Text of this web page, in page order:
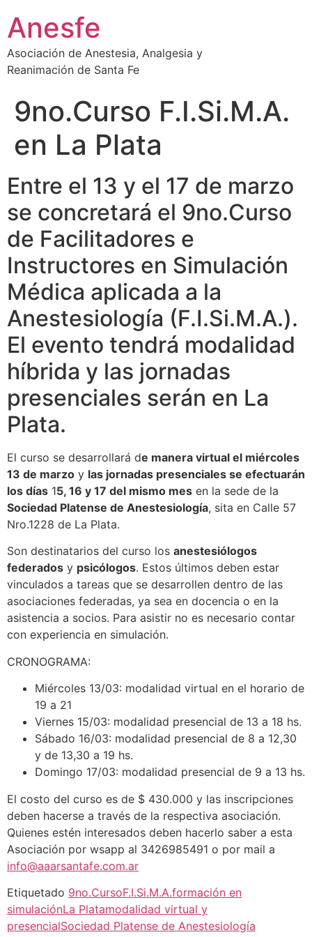
contenido
Anesfe
Asociación de Anestesia, Analgesia y
Reanimación de Santa Fe
9no.Curso F.I.Si.M.A.
en La Plata
Entre el 13 y el 17 de marzo
se concretará el 9no.Curso
de Facilitadores e
Instructores en Simulación
Médica aplicada a la
Anestesiología (F.I.Si.M.A.).
El evento tendrá modalidad
híbrida y las jornadas
presenciales serán en La
Plata.
El curso se desarrollará de manera virtual el miércoles
13 de marzo y las jornadas presenciales se efectuarán
los días 15, 16 y 17 del mismo mes en la sede de la
Sociedad Platense de Anestesiología, sita en Calle 57
Nro.1228 de La Plata.
Son destinatarios del curso los anestesiólogos
federados y psicólogos. Estos últimos deben estar
vinculados a tareas que se desarrollen dentro de las
asociaciones federadas, ya sea en docencia o en la
asistencia a socios. Para asistir no es necesario contar
con experiencia en simulación.
CRONOGRAMA:
Miércoles 13/03: modalidad virtual en el horario de
19 a 21
Viernes 15/03: modalidad presencial de 13 a 18 hs.
Sábado 16/03: modalidad presencial de 8 a 12,30
y de 13,30 a 19 hs.
Domingo 17/03: modalidad presencial de 9 a 13 hs.
El costo del curso es de $ 430.000 y las inscripciones
deben hacerse a través de la respectiva asociación.
Quienes estén interesados deben hacerlo saber a esta
Asociación por wsapp al 3426985491 o por mail a
info@aaarsantafe.com.ar
Etiquetado 9no.CursoF.I.Si.M.A.formación en
simulaciónLa Platamodalidad virtual y
presencialSociedad Platense de Anestesiología